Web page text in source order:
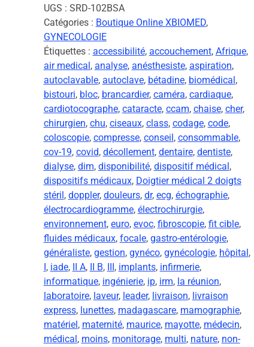
UGS : SRD-102BSA
Catégories : Boutique Online XBIOMED,
GYNECOLOGIE
Étiquettes : accessibilité, accouchement, Afrique,
air medical , analyse, anésthesiste, aspiration,
autoclavable, autoclave, bétadine, biomédical ,
bistouri, bloc, brancardier, caméra, cardiaque,
cardiotocographe, cataracte, ccam, chaise, cher,
chirurgien, chu, ciseaux, class, codage, code,
coloscopie, compresse, conseil , consommable,
cov-19, covid, décollement, dentaire, dentiste,
dialyse, dim, disponibilité, dispositif médical ,
dispositifs médicaux, Doigtier médical 2 doigts
stéril , doppler, douleurs, dr, ecg, échographie,
électrocardiogramme, électrochirurgie,
environnement, euro, evoc, fibroscopie, fit cible,
fluides médicaux, focale, gastro-entérologie,
généraliste, gestion, gynéco, gynécologie, hôpital ,
, iade, II A, II B, , implants, infirmerie,
informatique, ingénierie, ip, irm, la réunion,
laboratoire, laveur, leader, livraison, livraison
express, lunettes, madagascare, mamographie,
matériel , maternité, maurice, mayotte, médecin,
médical , moins, monitorage, multi, nature, non-